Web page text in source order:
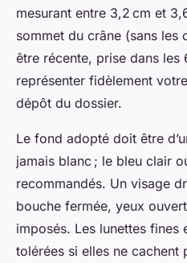
mesurant entre 3,2 cm et
sommet du crâne (sans les
être récente, prise dans les
représenter fidèlement
dépôt du dossier.
Le fond adopté doit être
jamais blanc ; le bleu clair
recommandés. Un visage
bouche fermée, yeux
imposés. Les lunettes fines
tolérées si elles ne cachent